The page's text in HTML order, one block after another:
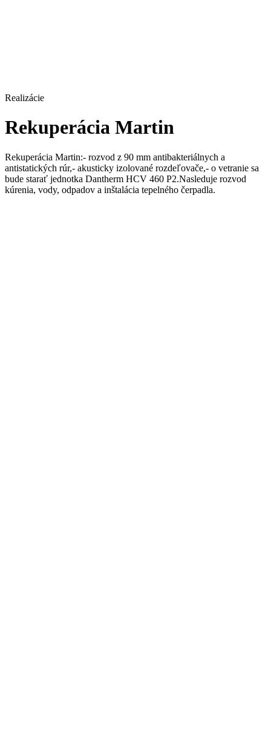
Realizácie
Rekuperácia Martin
Rekuperácia Martin:- rozvod z 90 mm antibakteriálnych a
antistatických rúr,- akusticky izolované rozdeľovače,- o vetranie sa
bude starať jednotka Dantherm HCV 460 P2.Nasleduje rozvod
kúrenia, vody, odpadov a inštalácia tepelného čerpadla.